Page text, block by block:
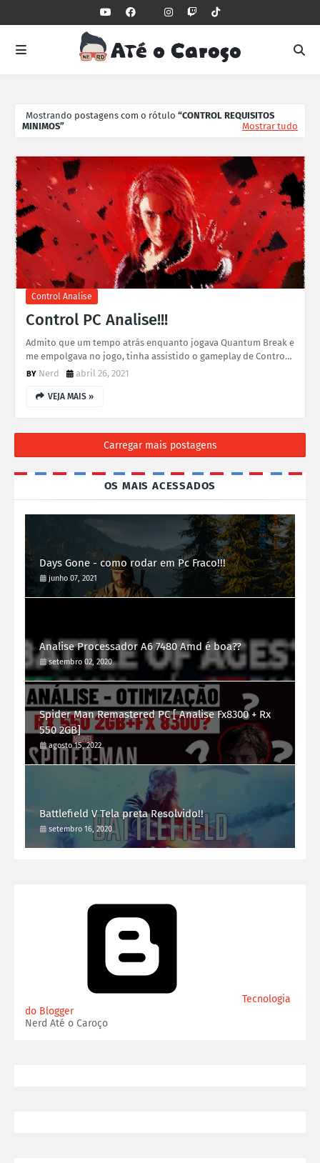
Mostrando postagens com o rótulo
CONTROL REQUISITOS
MINIMOS
Mostrar tudo
Control Analise
Control PC Analise!!!
Admito que um tempo atrás enquanto jogava Quantum Break e
me empolgava no jogo, tinha assistido o gameplay de Contro…
Nerd
abril 26, 2021
VEJA MAIS »
Carregar mais postagens
OS MAIS ACESSADOS
Days Gone - como rodar em Pc Fraco!!!
junho 07, 2021
Analise Processador A6 7480 Amd é boa??
setembro 02, 2020
Spider Man Remastered PC [ Analise Fx8300 + Rx
550 2GB]
agosto 15, 2022
Battlefield V Tela preta Resolvido!!
setembro 16, 2020
Tecnologia
do Blogger
Nerd Até o Caroço